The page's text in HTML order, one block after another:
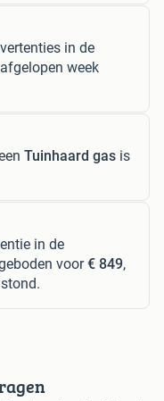
in de
week
Tuinhaard gas is
in de
voor€ 849,
stond.